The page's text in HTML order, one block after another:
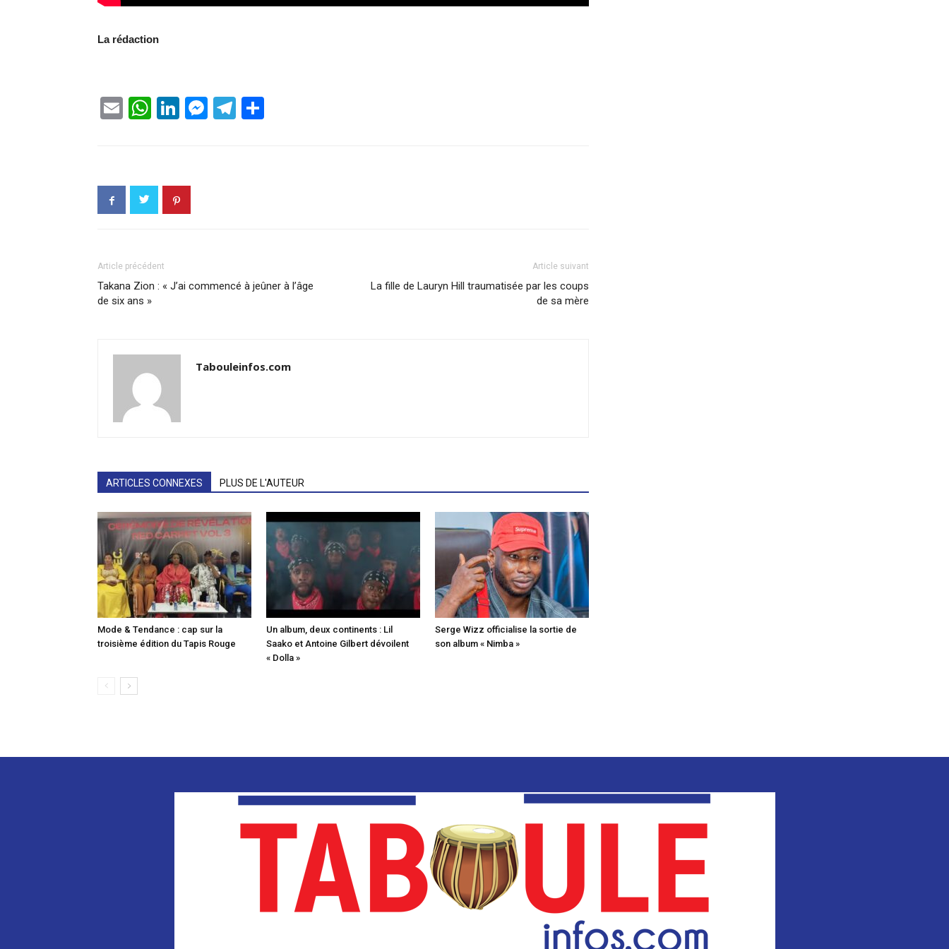
La rédaction
EmailWhatsApp
LinkedIn
Messenger
Telegram
Article précédent
Takana Zion : « J’ai commencé à jeûner à l’âge
de six ans »
Article suivant
La fille de Lauryn Hill traumatisée par les coups
de sa mère
Tabouleinfos.com
ARTICLES CONNEXES PLUS DE L'AUTEUR
Mode & Tendance : cap sur la
troisième édition du Tapis Rouge
Un album, deux continents : Lil
Saako et Antoine Gilbert dévoilent
« Dolla »
Serge Wizz officialise la sortie de
son album « Nimba »